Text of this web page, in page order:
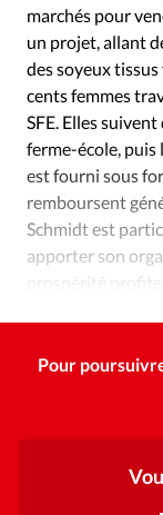
marchés pour
un projet, allant
des soyeux tissus
cents femmes
SFE. Elles
ferme-école, puis
est fourni sous
remboursent
Schmidt est
apporter son
prospérité
Pour